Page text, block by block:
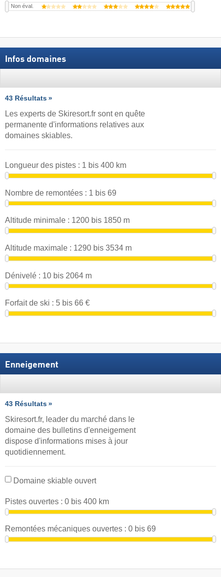
Non éval.
Infos domaines
43 Résultats
Les experts de Skiresort.fr sont en quête
permanente d'informations relatives aux
domaines skiables.
Longueur des pistes : 1 bis 400 km
Nombre de remontées : 1 bis 69
Altitude minimale : 1200 bis 1850 m
Altitude maximale : 1290 bis 3534 m
Dénivelé : 10 bis 2064 m
Forfait de ski : 5 bis 66 €
Enneigement
43 Résultats
Skiresort.fr, leader du marché dans le
domaine des bulletins d'enneigement
dispose d'informations mises à jour
quotidiennement.
Domaine skiable ouvert
Pistes ouvertes : 0 bis 400 km
Remontées mécaniques ouvertes : 0 bis 69